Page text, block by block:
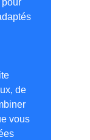
pour
de
vous